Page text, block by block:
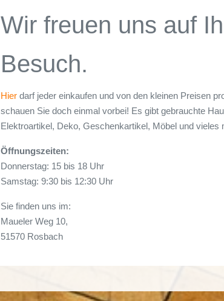
Wir freuen uns auf
Besuch.
Hierdarf jeder einkaufen und von den kleinen Preisen
schauen Sie doch einmal vorbei! Es gibt gebrauchte
Elektroartikel, Deko, Geschenkartikel, Möbel und vieles
Öffnungszeiten:
Donnerstag: 15 bis 18 Uhr
Samstag: 9:30 bis 12:30 Uhr
Sie finden uns im:
Maueler Weg 10,
51570 Rosbach